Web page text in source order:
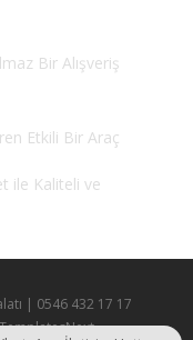
Bir Alışveriş
Etkili Bir Araç
ile Kaliteli ve
| 0546 432 17 17